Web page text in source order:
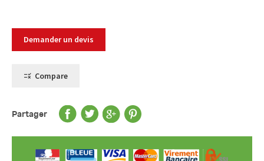
Demander un devis
Compare
Partager